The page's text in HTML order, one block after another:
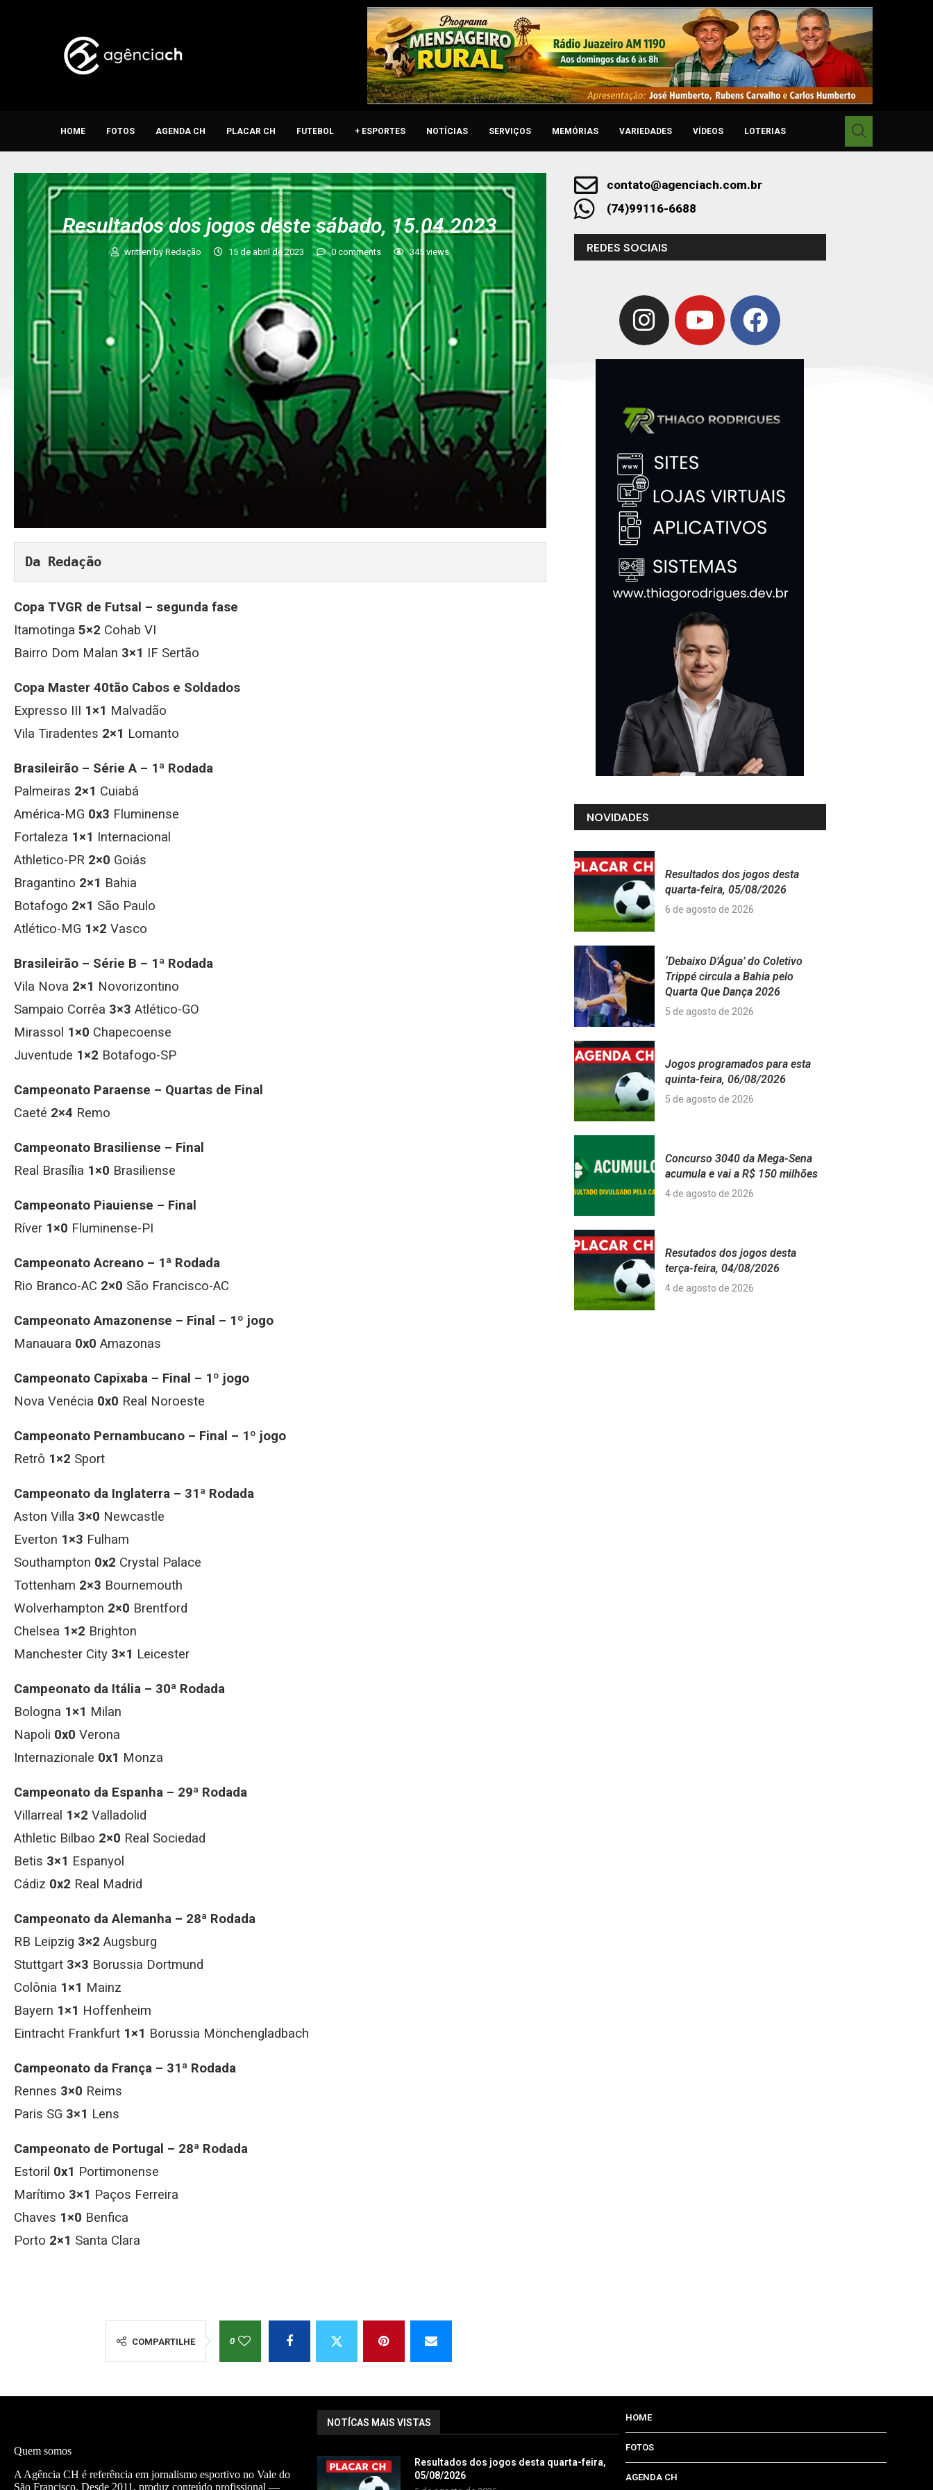
HOME FOTOS AGENDA CH PLACAR CH FUTEBOL + ESPORTES NOTÍCIAS SERVIÇOS MEMÓRIAS VARIEDADES VÍDEOS LOTERIAS
FUTEBOL
Resultados dos jogos deste sábado, 15.04.2023
written byRedação 15 de abril de 2023 0 comments 345views
Da Redação
Copa TVGR de Futsal – segunda fase
Itamotinga 5×2 Cohab VI
Bairro Dom Malan 3×1 IF Sertão
Copa Master 40tão Cabos e Soldados
Expresso III 1×1 Malvadão
Vila Tiradentes 2×1 Lomanto
Brasileirão – Série A – 1ª Rodada
Palmeiras 2×1 Cuiabá
América-MG 0x3 Fluminense
Fortaleza 1×1 Internacional
Athletico-PR 2×0 Goiás
Bragantino 2×1 Bahia
Botafogo 2×1 São Paulo
Atlético-MG 1×2 Vasco
Brasileirão – Série B – 1ª Rodada
Vila Nova 2×1 Novorizontino
Sampaio Corrêa 3×3 Atlético-GO
Mirassol 1×0 Chapecoense
Juventude 1×2 Botafogo-SP
Campeonato Paraense – Quartas de Final
Caeté 2×4 Remo
Campeonato Brasiliense – Final
Real Brasília 1×0 Brasiliense
Campeonato Piauiense – Final
Ríver 1×0 Fluminense-PI
Campeonato Acreano – 1ª Rodada
Rio Branco-AC 2×0 São Francisco-AC
Campeonato Amazonense – Final – 1º jogo
Manauara 0x0 Amazonas
Campeonato Capixaba – Final – 1º jogo
Nova Venécia 0x0 Real Noroeste
Campeonato Pernambucano – Final – 1º jogo
Retrô 1×2 Sport
Campeonato da Inglaterra – 31ª Rodada
Aston Villa 3×0 Newcastle
Everton 1×3 Fulham
Southampton 0x2 Crystal Palace
Tottenham 2×3 Bournemouth
Wolverhampton 2×0 Brentford
Chelsea 1×2 Brighton
Manchester City 3×1 Leicester
Campeonato da Itália – 30ª Rodada
Bologna 1×1 Milan
Napoli 0x0 Verona
Internazionale 0x1 Monza
Campeonato da Espanha – 29ª Rodada
Villarreal 1×2 Valladolid
Athletic Bilbao 2×0 Real Sociedad
Betis 3×1 Espanyol
Cádiz 0x2 Real Madrid
Campeonato da Alemanha – 28ª Rodada
RB Leipzig 3×2 Augsburg
Stuttgart 3×3 Borussia Dortmund
Colônia 1×1 Mainz
Bayern 1×1 Hoffenheim
Eintracht Frankfurt 1×1 Borussia Mönchengladbach
Campeonato da França – 31ª Rodada
Rennes 3×0 Reims
Paris SG 3×1 Lens
Campeonato de Portugal – 28ª Rodada
Estoril 0x1 Portimonense
Marítimo 3×1 Paços Ferreira
Chaves 1×0 Benfica
Porto 2×1 Santa Clara
COMPARTILHE 0
contato@agenciach.com.br
(74)99116-6688
REDES SOCIAIS
NOVIDADES
Resultados dos jogos desta
quarta-feira, 05/08/2026
6 de agosto de 2026
‘Debaixo D’Água’ do Coletivo
Trippé circula a Bahia pelo
Quarta Que Dança 2026
5 de agosto de 2026
Jogos programados para esta
quinta-feira, 06/08/2026
5 de agosto de 2026
Concurso 3040 da Mega-Sena
acumula e vai a R$ 150 milhões
4 de agosto de 2026
Resutados dos jogos desta
terça-feira, 04/08/2026
4 de agosto de 2026
Quem somos
A Agência CH é referência em jornalismo esportivo no Vale do
São Francisco. Desde 2011, produz conteúdo profissional —
NOTÍCAS MAIS VISTAS
Resultados dos jogos desta quarta-feira,
05/08/2026
HOME
FOTOS
AGENDA CH